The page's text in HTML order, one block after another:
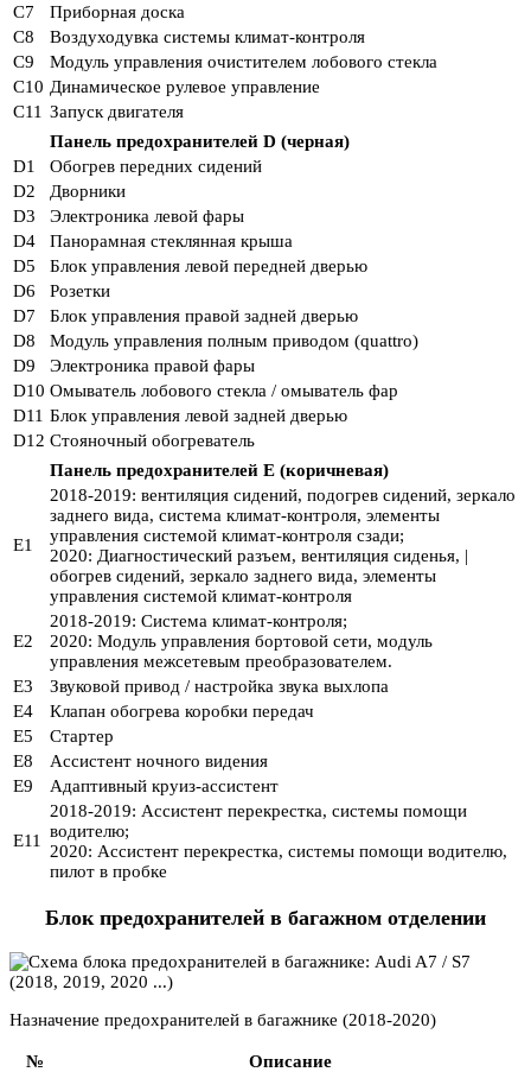
C7
Приборная доска
C8
Воздуходувка системы климат-контроля
C9
Модуль управления очистителем лобового стекла
C10 Динамическое рулевое управление
C11 Запуск двигателя
Панель предохранителей D (черная)
D1
Обогрев передних сидений
D2
Дворники
D3
Электроника левой фары
D4
Панорамная стеклянная крыша
D5
Блок управления левой передней дверью
D6
Розетки
D7
Блок управления правой задней дверью
D8
Модуль управления полным приводом (quattro)
D9
Электроника правой фары
D10 Омыватель лобового стекла / омыватель фар
D11 Блок управления левой задней дверью
D12 Стояночный обогреватель
Панель предохранителей E (коричневая)
E1
2018-2019: вентиляция сидений, подогрев сидений, зеркало
заднего вида, система климат-контроля, элементы
управления системой климат-контроля сзади;
2020: Диагностический разъем, вентиляция сиденья, |
обогрев сидений, зеркало заднего вида, элементы
управления системой климат-контроля
E2
2018-2019: Система климат-контроля;
2020: Модуль управления бортовой сети, модуль
управления межсетевым преобразователем.
E3
Звуковой привод / настройка звука выхлопа
E4
Клапан обогрева коробки передач
E5
Стартер
E8
Ассистент ночного видения
E9
Адаптивный круиз-ассистент
E11
2018-2019: Ассистент перекрестка, системы помощи
водителю;
2020: Ассистент перекрестка, системы помощи водителю,
пилот в пробке
Блок предохранителей в багажном отделении
Назначение предохранителей в багажнике (2018-2020)
№
Описание